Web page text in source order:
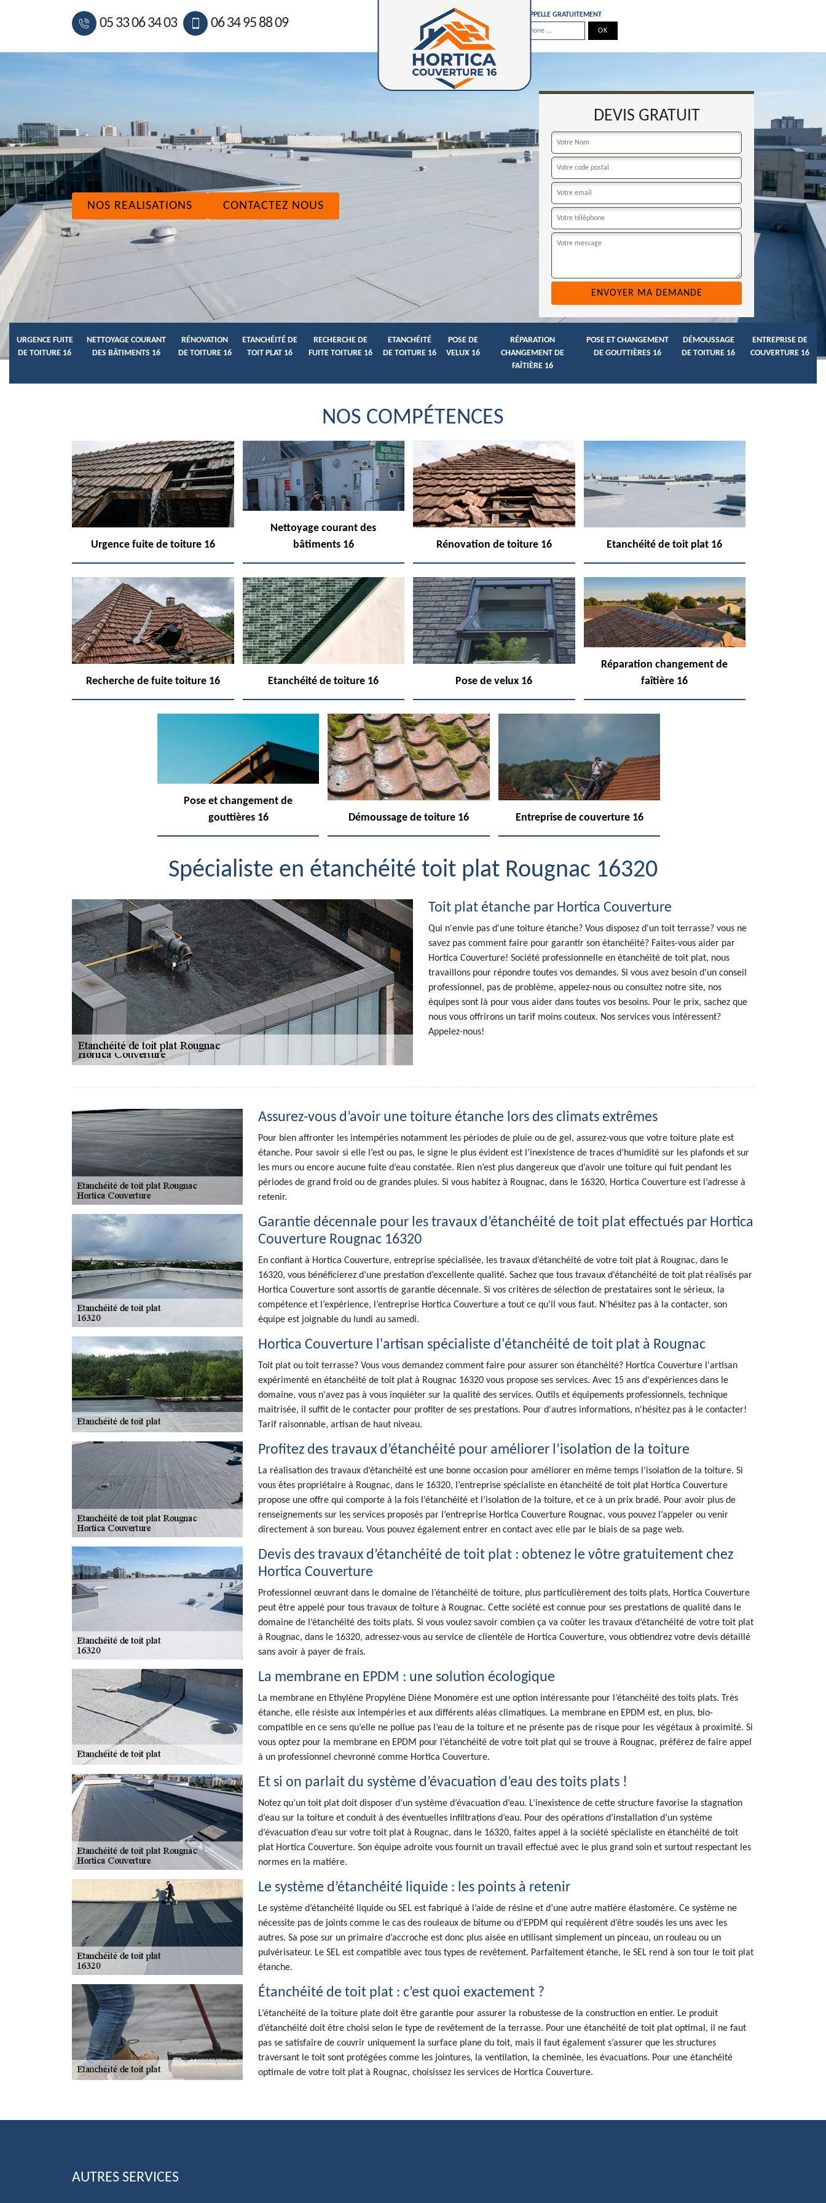
05 33 06 34 03 06 34 95 88 09
ON VOUS RAPPELLE GRATUITEMENT
NOS REALISATIONS CONTACTEZ NOUS
DEVIS GRATUIT
URGENCE FUITE
DE TOITURE 16
NETTOYAGE COURANT
DES BÂTIMENTS 16
RÉNOVATION
DE TOITURE 16
ETANCHÉITÉ DE
TOIT PLAT 16
RECHERCHE DE
FUITE TOITURE 16
ETANCHÉITÉ
DE TOITURE 16
POSE DE
VELUX 16
RÉPARATION
CHANGEMENT DE
FAÎTIÈRE 16
POSE ET CHANGEMENT
DE GOUTTIÈRES 16
DÉMOUSSAGE
DE TOITURE 16
ENTREPRISE DE
COUVERTURE 16
NOS COMPÉTENCES
Urgence fuite de toiture 16
Nettoyage courant des
bâtiments 16
Rénovation de toiture 16 Etanchéité de toit plat 16
Recherche de fuite toiture 16 Etanchéité de toiture 16 Pose de velux 16
Réparation changement de
faîtière 16
Pose et changement de
gouttières 16
Démoussage de toiture 16 Entreprise de couverture 16
Spécialiste en étanchéité toit plat Rougnac 16320
Toit plat étanche par Hortica Couverture
Qui n'envie pas d'une toiture étanche? Vous disposez d'un toit terrasse? vous ne
savez pas comment faire pour garantir son étanchéité? Faites-vous aider par
Hortica Couverture! Société professionnelle en étanchéité de toit plat, nous
travaillons pour répondre toutes vos demandes. Si vous avez besoin d'un conseil
professionnel, pas de problème, appelez-nous ou consultez notre site, nos
équipes sont là pour vous aider dans toutes vos besoins. Pour le prix, sachez que
nous vous offrirons un tarif moins couteux. Nos services vous intéressent?
Appelez-nous!
Assurez-vous d’avoir une toiture étanche lors des climats extrêmes
Pour bien affronter les intempéries notamment les périodes de pluie ou de gel, assurez-vous que votre toiture plate est
étanche. Pour savoir si elle l’est ou pas, le signe le plus évident est l’inexistence de traces d’humidité sur les plafonds et sur
les murs ou encore aucune fuite d’eau constatée. Rien n’est plus dangereux que d’avoir une toiture qui fuit pendant les
périodes de grand froid ou de grandes pluies. Si vous habitez à Rougnac, dans le 16320, Hortica Couverture est l’adresse à
retenir.
Garantie décennale pour les travaux d’étanchéité de toit plat effectués par Hortica
Couverture Rougnac 16320
En confiant à Hortica Couverture, entreprise spécialisée, les travaux d’étanchéité de votre toit plat à Rougnac, dans le
16320, vous bénéficierez d’une prestation d’excellente qualité. Sachez que tous travaux d’étanchéité de toit plat réalisés par
Hortica Couverture sont assortis de garantie décennale. Si vos critères de sélection de prestataires sont le sérieux, la
compétence et l’expérience, l’entreprise Hortica Couverture a tout ce qu’il vous faut. N’hésitez pas à la contacter, son
équipe est joignable du lundi au samedi.
Hortica Couverture l'artisan spécialiste d'étanchéité de toit plat à Rougnac
Toit plat ou toit terrasse? Vous vous demandez comment faire pour assurer son étanchéité? Hortica Couverture l'artisan
expérimenté en étanchéité de toit plat à Rougnac 16320 vous propose ses services. Avec 15 ans d'expériences dans le
domaine, vous n'avez pas à vous inquiéter sur la qualité des services. Outils et équipements professionnels, technique
maitrisée, il suffit de le contacter pour profiter de ses prestations. Pour d'autres informations, n'hésitez pas à le contacter!
Tarif raisonnable, artisan de haut niveau.
Profitez des travaux d’étanchéité pour améliorer l’isolation de la toiture
La réalisation des travaux d’étanchéité est une bonne occasion pour améliorer en même temps l’isolation de la toiture. Si
vous êtes propriétaire à Rougnac, dans le 16320, l’entreprise spécialiste en étanchéité de toit plat Hortica Couverture
propose une offre qui comporte à la fois l’étanchéité et l’isolation de la toiture, et ce à un prix bradé. Pour avoir plus de
renseignements sur les services proposés par l’entreprise Hortica Couverture Rougnac, vous pouvez l’appeler ou venir
directement à son bureau. Vous pouvez également entrer en contact avec elle par le biais de sa page web.
Devis des travaux d’étanchéité de toit plat : obtenez le vôtre gratuitement chez
Hortica Couverture
Professionnel œuvrant dans le domaine de l’étanchéité de toiture, plus particulièrement des toits plats, Hortica Couverture
peut être appelé pour tous travaux de toiture à Rougnac. Cette société est connue pour ses prestations de qualité dans le
domaine de l’étanchéité des toits plats. Si vous voulez savoir combien ça va coûter les travaux d’étanchéité de votre toit plat
à Rougnac, dans le 16320, adressez-vous au service de clientèle de Hortica Couverture, vous obtiendrez votre devis détaillé
sans avoir à payer de frais.
La membrane en EPDM : une solution écologique
La membrane en Ethylène Propylène Diène Monomère est une option intéressante pour l’étanchéité des toits plats. Très
étanche, elle résiste aux intempéries et aux différents aléas climatiques. La membrane en EPDM est, en plus, bio-
compatible en ce sens qu’elle ne pollue pas l’eau de la toiture et ne présente pas de risque pour les végétaux à proximité. Si
vous optez pour la membrane en EPDM pour l’étanchéité de votre toit plat qui se trouve à Rougnac, préférez de faire appel
à un professionnel chevronné comme Hortica Couverture.
Et si on parlait du système d’évacuation d’eau des toits plats !
Notez qu’un toit plat doit disposer d’un système d’évacuation d’eau. L’inexistence de cette structure favorise la stagnation
d’eau sur la toiture et conduit à des éventuelles infiltrations d’eau. Pour des opérations d’installation d’un système
d’évacuation d’eau sur votre toit plat à Rougnac, dans le 16320, faites appel à la société spécialiste en étanchéité de toit
plat Hortica Couverture. Son équipe adroite vous fournit un travail effectué avec le plus grand soin et surtout respectant les
normes en la matière.
Le système d’étanchéité liquide : les points à retenir
Le système d’étanchéité liquide ou SEL est fabriqué à l’aide de résine et d’une autre matière élastomère. Ce système ne
nécessite pas de joints comme le cas des rouleaux de bitume ou d’EPDM qui requièrent d’être soudés les uns avec les
autres. Sa pose sur un primaire d’accroche est donc plus aisée en utilisant simplement un pinceau, un rouleau ou un
pulvérisateur. Le SEL est compatible avec tous types de revêtement. Parfaitement étanche, le SEL rend à son tour le toit plat
étanche.
Étanchéité de toit plat : c’est quoi exactement ?
L’étanchéité de la toiture plate doit être garantie pour assurer la robustesse de la construction en entier. Le produit
d’étanchéité doit être choisi selon le type de revêtement de la terrasse. Pour une étanchéité de toit plat optimal, il ne faut
pas se satisfaire de couvrir uniquement la surface plane du toit, mais il faut également s’assurer que les structures
traversant le toit sont protégées comme les jointures, la ventilation, la cheminée, les évacuations. Pour une étanchéité
optimale de votre toit plat à Rougnac, choisissez les services de Hortica Couverture.
AUTRES SERVICES